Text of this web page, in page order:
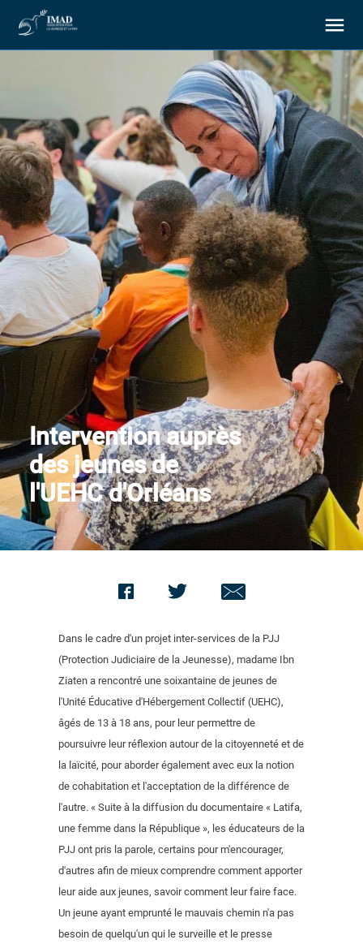
À propos
Nos objectifs
Notre action
Ressources
Nous soutenir
Nous contacter
Intervention auprès
des jeunes de
l'UEHC d'Orléans
Dans le cadre d'un projet inter-services de la PJJ
(Protection Judiciaire de la Jeunesse), madame Ibn
Ziaten a rencontré une soixantaine de jeunes de
l'Unité Éducative d'Hébergement Collectif (UEHC),
âgés de 13 à 18 ans, pour leur permettre de
poursuivre leur réflexion autour de la citoyenneté et de
la laïcité, pour aborder également avec eux la notion
de cohabitation et l'acceptation de la différence de
l'autre. « Suite à la diffusion du documentaire « Latifa,
une femme dans la République », les éducateurs de la
PJJ ont pris la parole, certains pour m'encourager,
d'autres afin de mieux comprendre comment apporter
leur aide aux jeunes, savoir comment leur faire face.
Un jeune ayant emprunté le mauvais chemin n'a pas
besoin de quelqu'un qui le surveille et le presse